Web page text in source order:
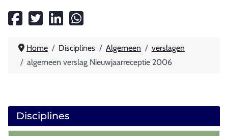
Home Disciplines Algemeen
verslagen
algemeen verslag Nieuwjaarreceptie 2006
Disciplines